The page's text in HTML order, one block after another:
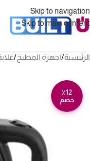
Skip to navigation
Skip to main content
الرئيسية/اجهزة المطبخ/
٪12
خصم